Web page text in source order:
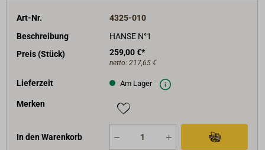
Art-Nr.
4325-010
Beschreibung
HANSE N°1
Preis (Stück)
259,00 €*
netto: 217,65 €
Lieferzeit Am Lager
Merken
In den Warenkorb